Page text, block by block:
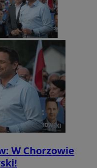
W Chorzowie